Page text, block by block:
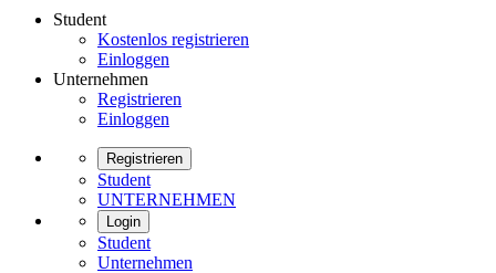
Student
Kostenlos registrieren
Einloggen
Unternehmen
Registrieren
Einloggen
Registrieren
Student
UNTERNEHMEN
Login
Student
Unternehmen